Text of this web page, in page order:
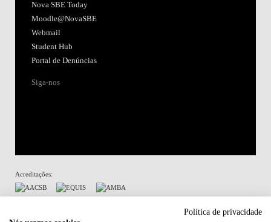
Nova SBE Today
Moodle@NovaSBE
Webmail
Student Hub
Portal de Denúncias
Siga-nos
Acreditações:
Política de privacidade